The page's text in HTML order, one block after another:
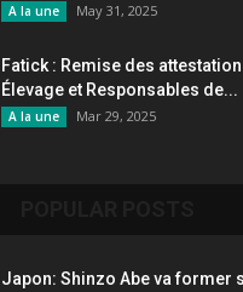
A la une May 31, 2025
Fatick : Remise des
Élevage et Responsables de...
A la une Mar 29, 2025
Japon: Shinzo Abe va former